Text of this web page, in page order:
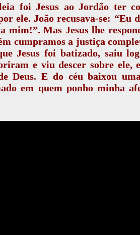
foi Jesus ao Jordão ter
ele. João recusava-se: “Eu
mim!”. Mas Jesus lhe
cumpramos a justiça
Jesus foi batizado, saiu
e viu descer sobre ele,
Deus. E do céu baixou
em quem ponho minha